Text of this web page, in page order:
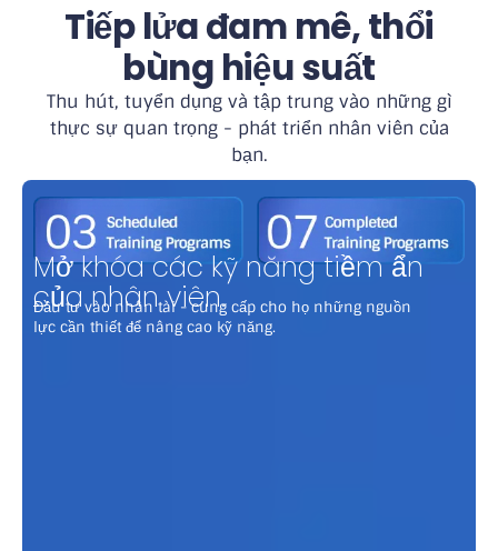
Tiếp lửa đam mê, thổi
bùng hiệu suất
Thu hút, tuyển dụng và tập trung vào những gì
thực sự quan trọng - phát triển nhân viên của
bạn.
Mở khóa các kỹ năng tiềm ẩn
của nhân viên.
Đầu tư vào nhân tài - cung cấp cho họ những nguồn
lực cần thiết để nâng cao kỹ năng.